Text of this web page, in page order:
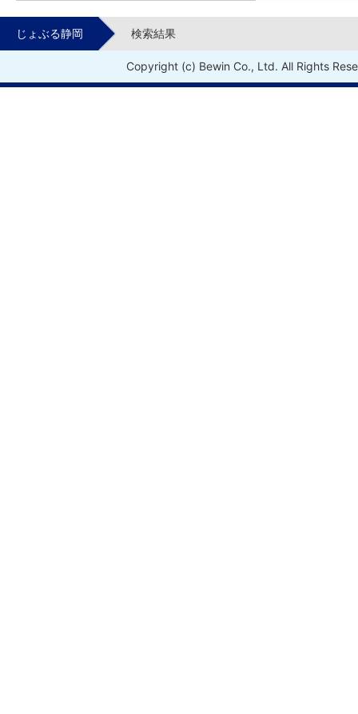
じょぶる静岡 検索結果
Copyright (c) Bewin Co., Ltd. All Rights